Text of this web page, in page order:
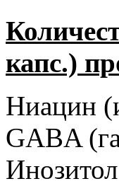
капс.)
Ниацин
GABA